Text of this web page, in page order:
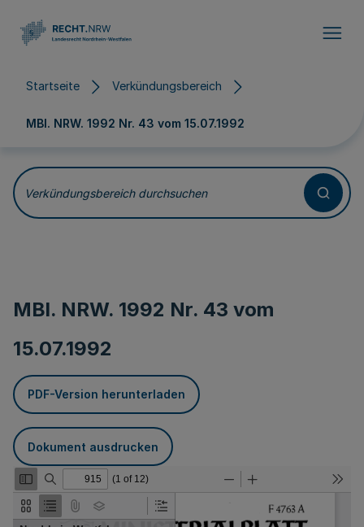
Startseite Verkündungsbereich
MBl. NRW. 1992 Nr. 43 vom 15.07.1992
Verkündungsbereich durchsuchen
MBl. NRW. 1992 Nr. 43 vom
15.07.1992
PDF-Version herunterladen
Dokument ausdrucken